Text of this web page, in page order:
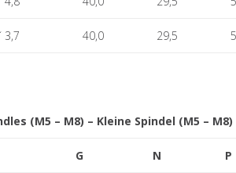
3,7 40,0 29,5
(M5 – M8) – Kleine Spindel (M5 – M8)
G N P